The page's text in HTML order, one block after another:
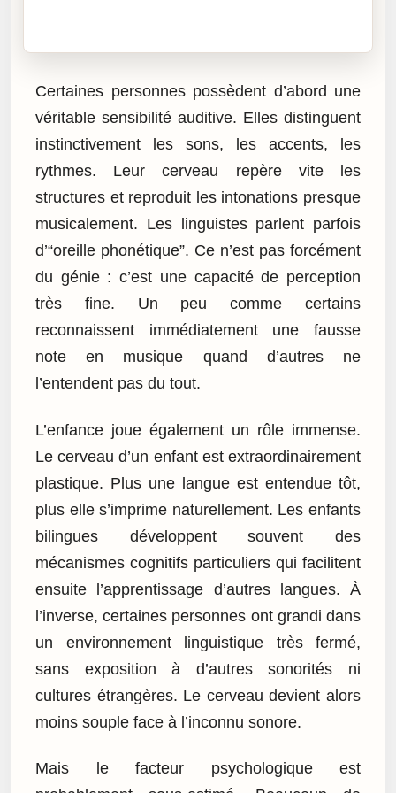
Certaines personnes possèdent d’abord une
véritable sensibilité auditive. Elles distinguent
instinctivement les sons, les accents, les
rythmes. Leur cerveau repère vite les
structures et reproduit les intonations presque
musicalement. Les linguistes parlent parfois
d’“oreille phonétique”. Ce n’est pas forcément
du génie : c’est une capacité de perception
très fine. Un peu comme certains
reconnaissent immédiatement une fausse
note en musique quand d’autres ne
l’entendent pas du tout.
L’enfance joue également un rôle immense.
Le cerveau d’un enfant est extraordinairement
plastique. Plus une langue est entendue tôt,
plus elle s’imprime naturellement. Les enfants
bilingues développent souvent des
mécanismes cognitifs particuliers qui facilitent
ensuite l’apprentissage d’autres langues. À
l’inverse, certaines personnes ont grandi dans
un environnement linguistique très fermé,
sans exposition à d’autres sonorités ni
cultures étrangères. Le cerveau devient alors
moins souple face à l’inconnu sonore.
Mais le facteur psychologique est